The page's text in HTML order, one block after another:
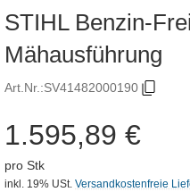
STIHL Benzin-
Mähausführung
Art.Nr.:SV41482000190
1.595,89 €
pro Stk
inkl. 19% USt. Versandkostenfreie